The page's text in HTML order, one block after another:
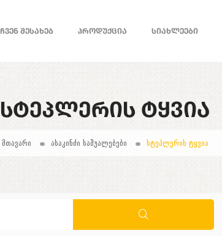
ᲩᲕᲔᲜ ᲨᲔᲡᲐᲮᲔᲑ ᲞᲠᲝᲓᲣᲥᲪᲘᲐ ᲡᲘᲐᲮᲚᲔᲔᲑᲘ
ᲡᲢᲔᲞᲚᲔᲠᲘᲡ ᲢᲧᲕᲘᲐ
მთავარი ასაკინძი საშუალებები სტეპლერის ტყვია